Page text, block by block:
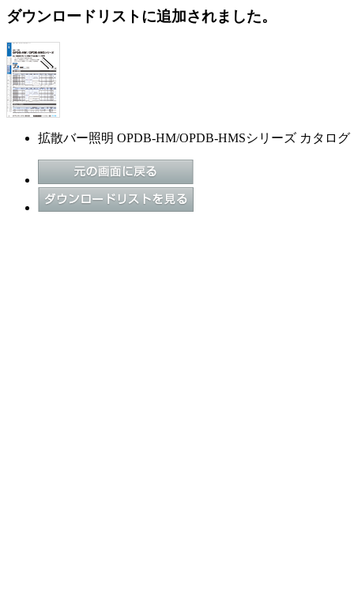
ダウンロードリストに追加されました。
拡散バー照明 OPDB-HM/OPDB-HMSシリーズ カタログ